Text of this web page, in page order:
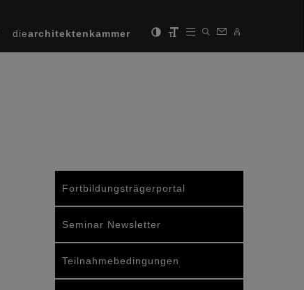
diearchitektenkammer
Fortbildungsträgerportal
Seminar Newsletter
Teilnahmebedingungen